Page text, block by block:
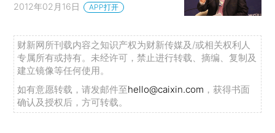
2012年02月16日 APP打开
财新网所刊载内容之知识产权为财新传媒及/或相关权利人
专属所有或持有。未经许可，禁止进行转载、摘编、复制及
建立镜像等任何使用。
如有意愿转载，请发邮件至hello@caixin.com ，获得书面
确认及授权后，方可转载。